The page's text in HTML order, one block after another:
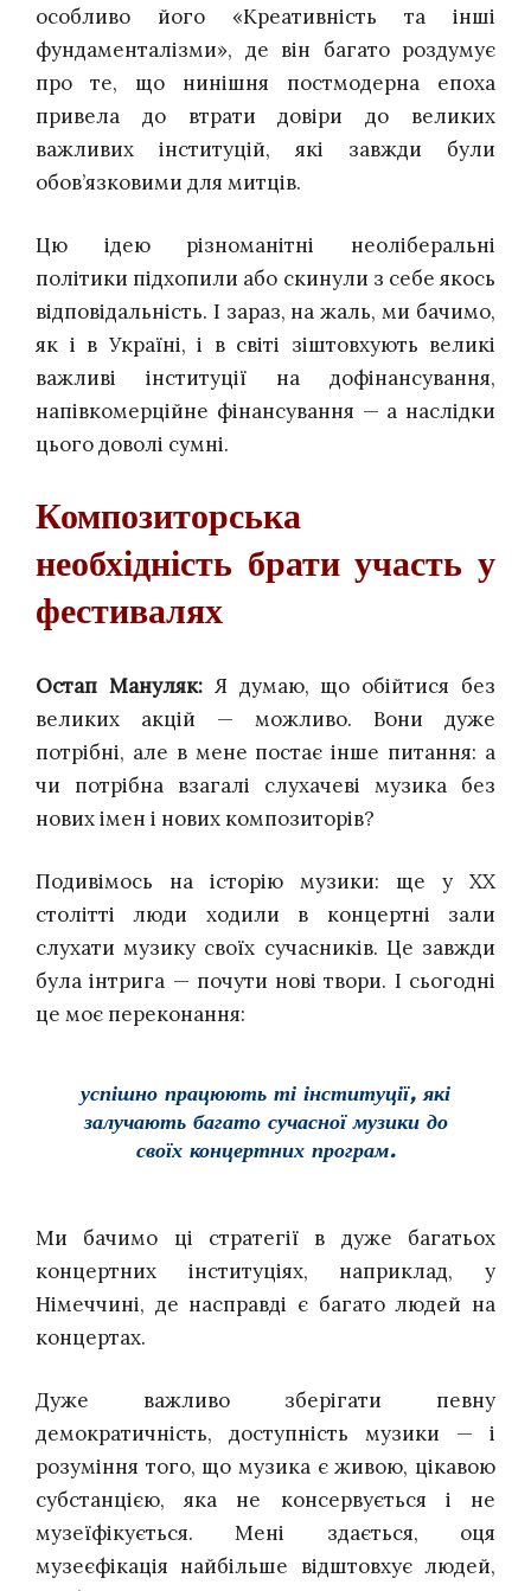
особливо його «Креативність та інші
фундаменталізми», де він багато роздумує
про те, що нинішня постмодерна епоха
привела до втрати довіри до великих
важливих інституцій, які завжди були
обов’язковими для митців.
Цю ідею різноманітні неоліберальні
політики підхопили або скинули з себе якось
відповідальність. І зараз, на жаль, ми бачимо,
як і в Україні, і в світі зіштовхують великі
важливі інституції на дофінансування,
напівкомерційне фінансування — а наслідки
цього доволі сумні.
Композиторська
необхідність брати участь у
фестивалях
Остап Мануляк: Я думаю, що обійтися без
великих акцій — можливо. Вони дуже
потрібні, але в мене постає інше питання: а
чи потрібна взагалі слухачеві музика без
нових імен і нових композиторів?
Подивімось на історію музики: ще у ХХ
столітті люди ходили в концертні зали
слухати музику своїх сучасників. Це завжди
була інтрига — почути нові твори. І сьогодні
це моє переконання:
успішно працюють ті інституції, які
залучають багато сучасної музики до
своїх концертних програм.
Ми бачимо ці стратегії в дуже багатьох
концертних інституціях, наприклад, у
Німеччині, де насправді є багато людей на
концертах.
Дуже важливо зберігати певну
демократичність, доступність музики — і
розуміння того, що музика є живою, цікавою
субстанцією, яка не консервується і не
музеїфікується. Мені здається, оця
музеєфікація найбільше відштовхує людей,